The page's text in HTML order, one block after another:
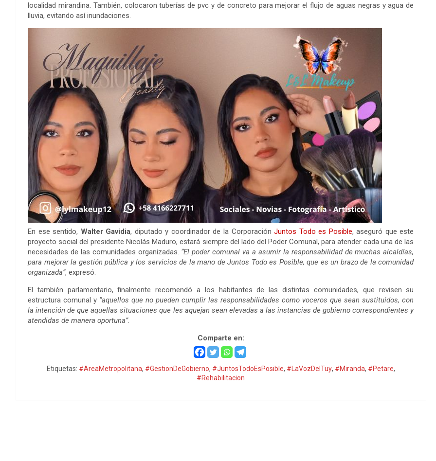
localidad mirandina. También, colocaron tuberías de pvc y de concreto para mejorar el flujo de aguas negras y agua de
lluvia, evitando así inundaciones.
En ese sentido, Walter Gavidia, diputado y coordinador de la CorporaciónJuntos Todo es Posible, aseguró que este
proyecto social del presidente Nicolás Maduro, estará siempre del lado del Poder Comunal, para atender cada una de las
necesidades de las comunidades organizadas. “El poder comunal va a asumir la responsabilidad de muchas alcaldías,
para mejorar la gestión pública y los servicios de la mano de Juntos Todo es Posible, que es un brazo de la comunidad
organizada”, expresó.
El también parlamentario, finalmente recomendó a los habitantes de las distintas comunidades, que revisen su
estructura comunal y “aquellos que no pueden cumplir las responsabilidades como voceros que sean sustituidos, con
la intención de que aquellas situaciones que les aquejan sean elevadas a las instancias de gobierno correspondientes y
atendidas de manera oportuna”.
Comparte en:
Etiquetas: #AreaMetropolitana, #GestionDeGobierno, #JuntosTodoEsPosible, #LaVozDelTuy, #Miranda, #Petare,
#Rehabilitacion